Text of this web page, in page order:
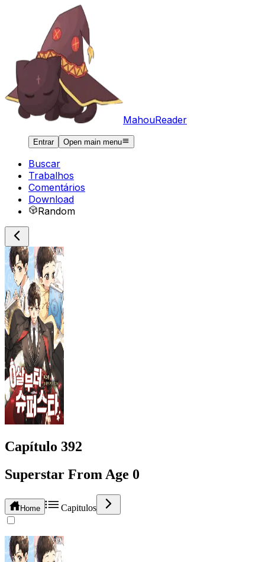
MahouReader
Entrar Open main menu
Buscar
Trabalhos
Comentários
Download
Random
Capítulo 392
Superstar From Age 0
Home Capitulos